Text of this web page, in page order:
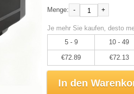
Menge: - +
Je mehr Sie kaufen, desto
5 - 9
10 - 49
€72.89 €72.13
In den